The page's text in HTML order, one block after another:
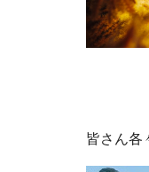
皆さん各